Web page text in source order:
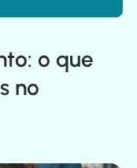
o que
no